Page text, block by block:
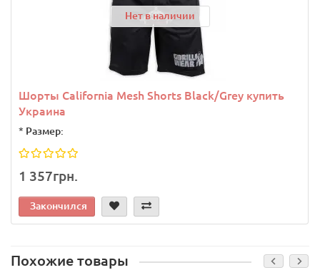
Нет в наличии
Шорты California Mesh Shorts Black/Grey купить
Украина
* Размер:
1 357грн.
Закончился
Похожие товары